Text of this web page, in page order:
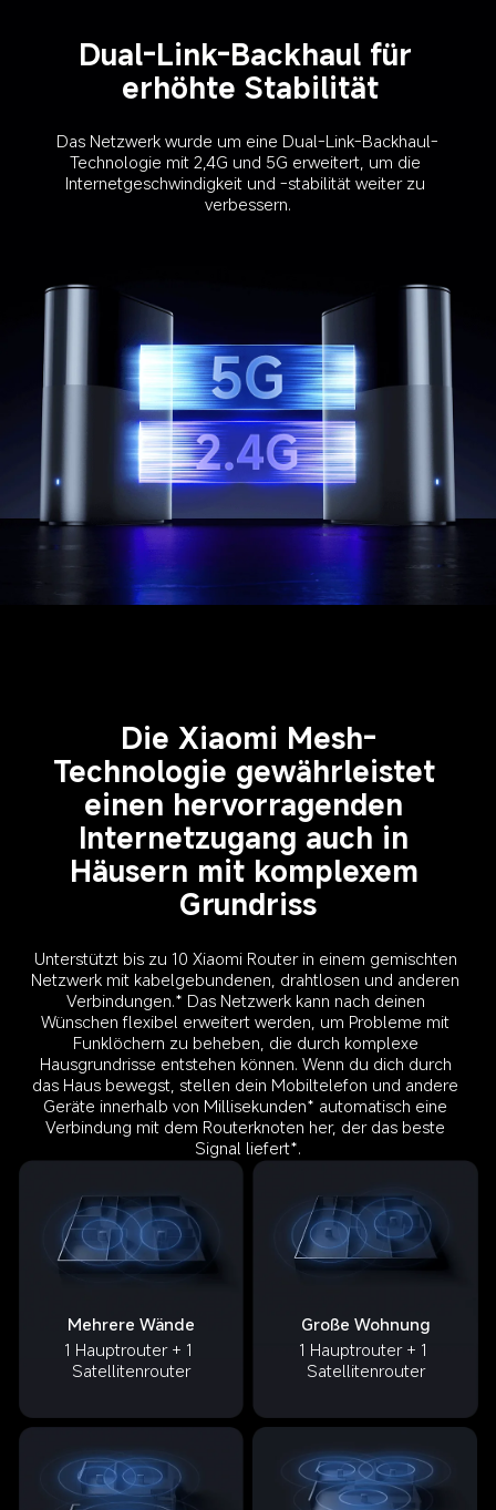
Dual-Link-Backhaul für
erhöhte Stabilität
Das Netzwerk wurde um eine Dual-Link-Backhaul-
Technologie mit 2,4G und 5G erweitert, um die
Internetgeschwindigkeit und -stabilität weiter zu
verbessern.
Die Xiaomi Mesh-
Technologie gewährleistet
einen hervorragenden
Internetzugang auch in
Häusern mit komplexem
Grundriss
Unterstützt bis zu 10 Xiaomi Router in einem gemischten
Netzwerk mit kabelgebundenen, drahtlosen und anderen
Verbindungen.* Das Netzwerk kann nach deinen
Wünschen flexibel erweitert werden, um Probleme mit
Funklöchern zu beheben, die durch komplexe
Hausgrundrisse entstehen können. Wenn du dich durch
das Haus bewegst, stellen dein Mobiltelefon und andere
Geräte innerhalb von Millisekunden* automatisch eine
Verbindung mit dem Routerknoten her, der das beste
Signal liefert*.
Mehrere Wände
1 Hauptrouter + 1
Satellitenrouter
Große Wohnung
1 Hauptrouter + 1
Satellitenrouter